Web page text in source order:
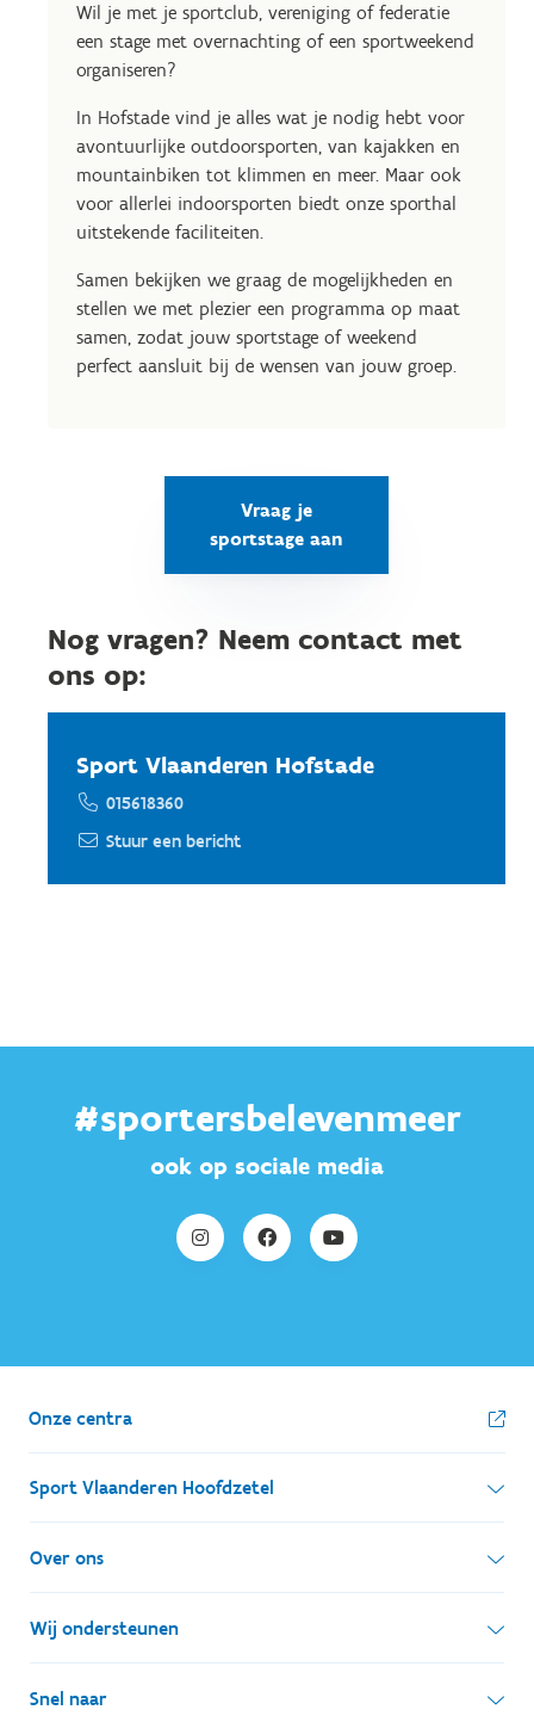
Wil je met je sportclub, vereniging of federatie
een stage met overnachting of een sportweekend
organiseren?
In Hofstade vind je alles wat je nodig hebt voor
avontuurlijke outdoorsporten, van kajakken en
mountainbiken tot klimmen en meer. Maar ook
voor allerlei indoorsporten biedt onze sporthal
uitstekende faciliteiten.
Samen bekijken we graag de mogelijkheden en
stellen we met plezier een programma op maat
samen, zodat jouw sportstage of weekend
perfect aansluit bij de wensen van jouw groep.
Vraag je
sportstage aan
Nog vragen? Neem contact met
ons op:
Sport Vlaanderen Hofstade
015618360
Stuur een bericht
#sportersbelevenmeer
ook op sociale media
Onze centra
Sport Vlaanderen Hoofdzetel
Simon Bolivarlaan 17
1000 Brussel
Ondernemingsnummer: BE 0248.142.826
Over ons
Wie zijn we, wat doen we
Onze centra
Wij ondersteunen
Lokale besturen
Snel naar